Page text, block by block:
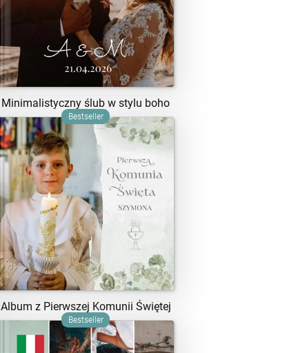
Minimalistyczny ślub w stylu boho
ZOBACZ SZABLON
Bestseller
Album z Pierwszej Komunii Świętej
ZOBACZ SZABLON
Bestseller